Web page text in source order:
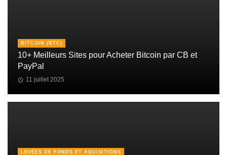
BITCOIN (BTC)
10+ Meilleurs Sites pour Acheter Bitcoin par CB et
PayPal
11 juillet 2025
LEVÉES DE FONDS ET AQUISITIONS